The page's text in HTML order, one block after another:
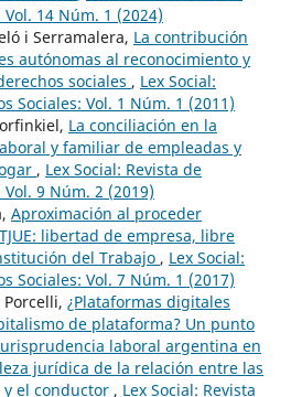
14 Núm. 1 (2024)
i Serramalera, La contribución
autónomas al reconocimiento y
sociales , Lex Social:
Sociales: Vol. 1 Núm. 1 (2011)
La conciliación en la
y familiar de empleadas y
, Lex Social: Revista de
9 Núm. 2 (2019)
Aproximación al proceder
libertad de empresa, libre
del Trabajo , Lex Social:
Sociales: Vol. 7 Núm. 1 (2017)
¿Plataformas digitales
de plataforma? Un punto
laboral argentina en
jurídica de la relación entre las
y el conductor , Lex Social: Revista